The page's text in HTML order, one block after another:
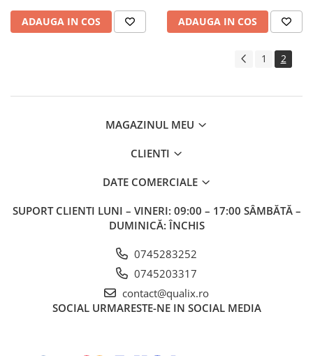
ADAUGA IN COS ADAUGA IN COS
1 2
MAGAZINUL MEU
CLIENTI
DATE COMERCIALE
SUPORT CLIENTI LUNI – VINERI: 09:00 – 17:00 SÂMBĂTĂ –
DUMINICĂ: ÎNCHIS
0745283252
0745203317
contact@qualix.ro
SOCIAL URMARESTE-NE IN SOCIAL MEDIA